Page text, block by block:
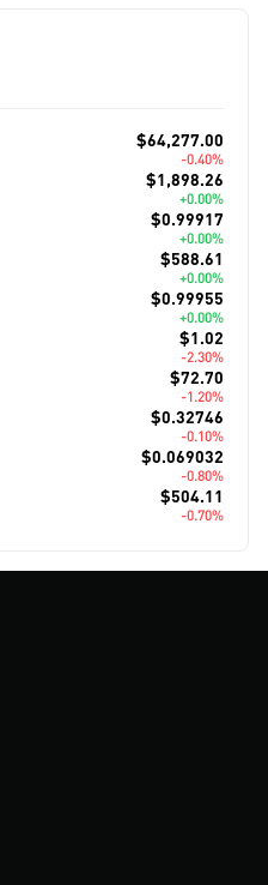
$64,277.00
-0.40%
$1,898.26
+0.00%
$0.99917
+0.00%
$588.61
+0.00%
$0.99955
+0.00%
$1.02
-2.30%
$72.70
-1.20%
$0.32746
-0.10%
$0.069032
-0.80%
$504.11
-0.70%